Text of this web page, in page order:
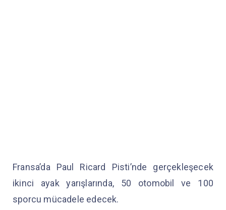
Fransa’da Paul Ricard Pisti’nde gerçekleşecek
ikinci ayak yarışlarında, 50 otomobil ve 100
sporcu mücadele edecek.